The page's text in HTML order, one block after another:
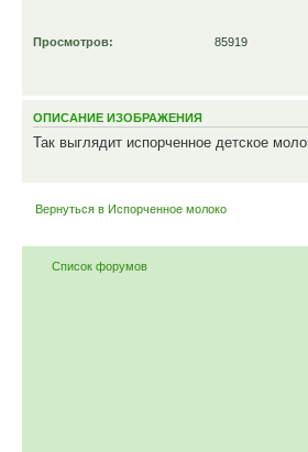
Просмотров: 85919
ОПИСАНИЕ ИЗОБРАЖЕНИЯ
Так выглядит испорченное детское
Вернуться в Испорченное молоко
Список форумов